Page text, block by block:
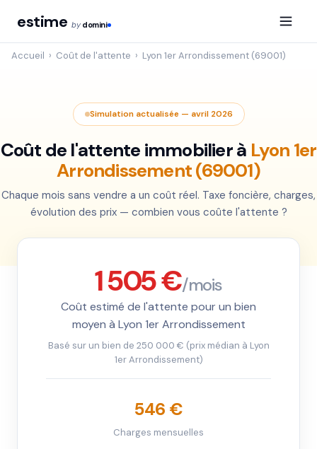
estime by domini
Accueil › Coût de l'attente › Lyon 1er Arrondissement (69001)
Simulation actualisée — avril 2026
Coût de l'attente immobilier à Lyon 1er
Arrondissement (69001)
Chaque mois sans vendre a un coût réel. Taxe foncière, charges,
évolution des prix — combien vous coûte l'attente ?
1 505 €/mois
Coût estimé de l'attente pour un bien
moyen à Lyon 1er Arrondissement
Basé sur un bien de 250 000 € (prix médian à Lyon
1er Arrondissement)
546 €
Charges mensuelles